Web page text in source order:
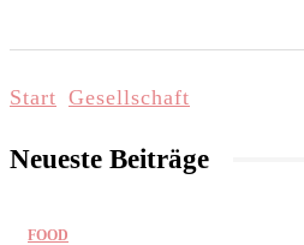
Start Gesellschaft
Neueste Beiträge
FOOD